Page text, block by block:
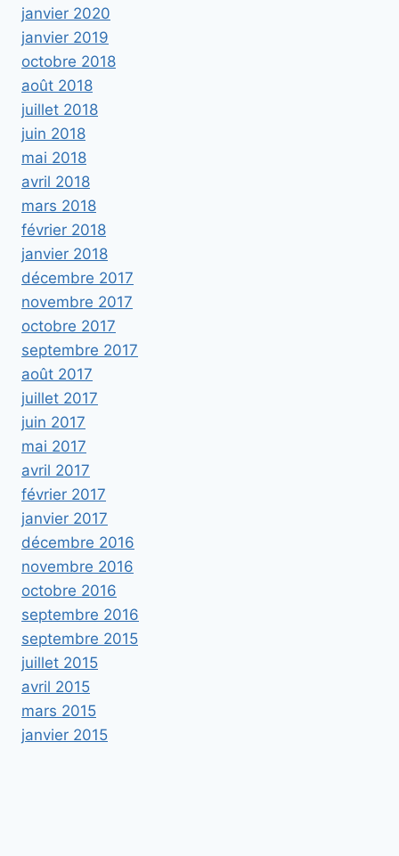
janvier 2020
janvier 2019
octobre 2018
août 2018
juillet 2018
juin 2018
mai 2018
avril 2018
mars 2018
février 2018
janvier 2018
décembre 2017
novembre 2017
octobre 2017
septembre 2017
août 2017
juillet 2017
juin 2017
mai 2017
avril 2017
février 2017
janvier 2017
décembre 2016
novembre 2016
octobre 2016
septembre 2016
septembre 2015
juillet 2015
avril 2015
mars 2015
janvier 2015